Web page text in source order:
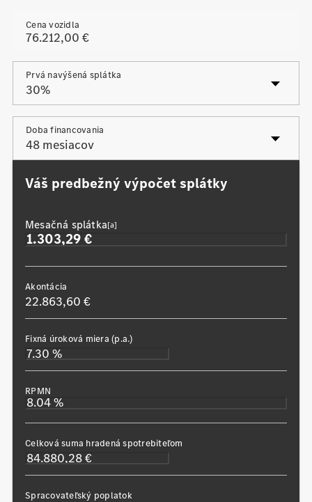
Cena vozidla
Prvá navýšená splátka
Posledná navýšená splátka
Doba financovania
Váš predbežný výpočet splátky
Mesačná splátka[a]
Akontácia
22.863,60 €
Fixná úroková miera (p.a.)
RPMN
Celková suma hradená spotrebiteľom
Spracovateľský poplatok